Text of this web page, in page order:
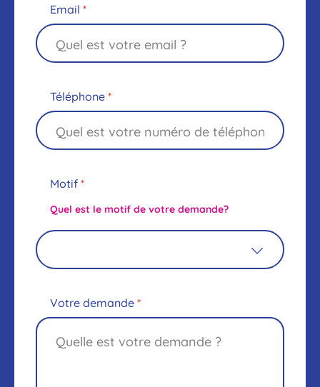
Email *
Téléphone*
Motif*
Quel est le motif de votre demande?
Votre demande*